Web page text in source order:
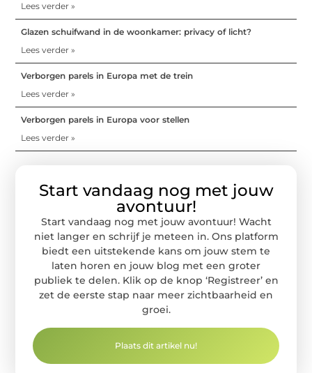
Lees verder »
Glazen schuifwand in de woonkamer: privacy of licht?
Lees verder »
Verborgen parels in Europa met de trein
Lees verder »
Verborgen parels in Europa voor stellen
Lees verder »
Start vandaag nog met jouw
avontuur!
Start vandaag nog met jouw avontuur! Wacht
niet langer en schrijf je meteen in. Ons platform
biedt een uitstekende kans om jouw stem te
laten horen en jouw blog met een groter
publiek te delen. Klik op de knop ‘Registreer’ en
zet de eerste stap naar meer zichtbaarheid en
groei.
Plaats dit artikel nu!